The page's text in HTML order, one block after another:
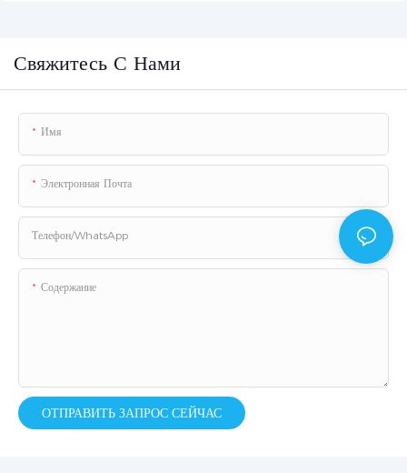
Свяжитесь С Нами
Имя
Электронная Почта
Телефон/WhatsApp
Содержание
ОТПРАВИТЬ ЗАПРОС СЕЙЧАС